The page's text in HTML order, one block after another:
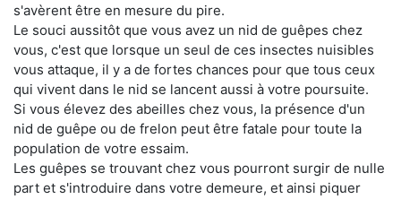
s'avèrent être en mesure du pire.
Le souci aussitôt que vous avez un nid de guêpes chez
vous, c'est que lorsque un seul de ces insectes nuisibles
vous attaque, il y a de fortes chances pour que tous ceux
qui vivent dans le nid se lancent aussi à votre poursuite.
Si vous élevez des abeilles chez vous, la présence d'un
nid de guêpe ou de frelon peut être fatale pour toute la
population de votre essaim.
Les guêpes se trouvant chez vous pourront surgir de nulle
part et s'introduire dans votre demeure, et ainsi piquer